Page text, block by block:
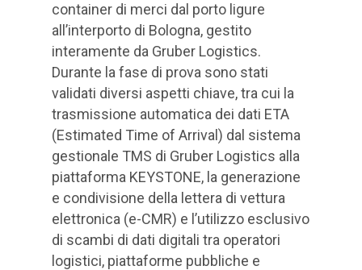
container di merci dal porto ligure
all’interporto di Bologna, gestito
interamente da Gruber Logistics.
Durante la fase di prova sono stati
validati diversi aspetti chiave, tra cui la
trasmissione automatica dei dati ETA
(Estimated Time of Arrival) dal sistema
gestionale TMS di Gruber Logistics alla
piattaforma KEYSTONE, la generazione
e condivisione della lettera di vettura
elettronica (e-CMR) e l’utilizzo esclusivo
di scambi di dati digitali tra operatori
logistici, piattaforme pubbliche e